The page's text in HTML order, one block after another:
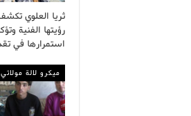
ثريا العلوي
رؤيتها الفنية
استمرارها في
ميكرو لالة مولاتي